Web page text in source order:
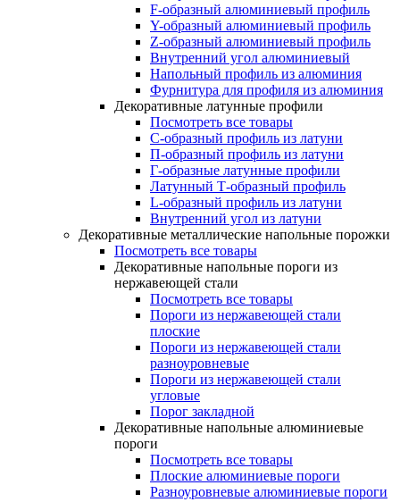
F-образный алюминиевый профиль
Y-образный алюминиевый профиль
Z-образный алюминиевый профиль
Внутренний угол алюминиевый
Напольный профиль из алюминия
Фурнитура для профиля из алюминия
Декоративные латунные профили
Посмотреть все товары
C-образный профиль из латуни
П-образный профиль из латуни
Г-образные латунные профили
Латунный Т-образный профиль
L-образный профиль из латуни
Внутренний угол из латуни
Декоративные металлические напольные порожки
Посмотреть все товары
Декоративные напольные пороги из
нержавеющей стали
Посмотреть все товары
Пороги из нержавеющей стали
плоские
Пороги из нержавеющей стали
разноуровневые
Пороги из нержавеющей стали
угловые
Порог закладной
Декоративные напольные алюминиевые
пороги
Посмотреть все товары
Плоские алюминиевые пороги
Разноуровневые алюминиевые пороги